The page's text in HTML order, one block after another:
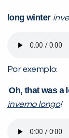
long winter
Por exemplo:
Oh, that was a
inverno longo!